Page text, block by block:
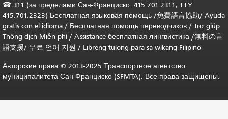
☎ 311 (за пределами Сан-Франциско: 415.701.2311; TTY
415.701.2323) Бесплатная языковая помощь /免費語言協助/ Ayuda
gratis con el idioma / Бесплатная помощь переводчиков / Trợ giúp
Thông dịch Miễn phí/ Assistance бесплатная лингвистика /無料の言
語支援/ 무료 언어 지원 / Libreng tulong para sa wikang Filipino
Авторские права © 2013-2025 Транспортное агентство
муниципалитета Сан-Франциско (SFMTA). Все права защищены.